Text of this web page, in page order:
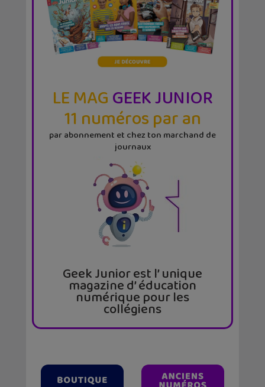
LE MAGGEEK JUNIOR
11 numéros par an
par abonnement et chez ton marchand de
journaux
Geek Junior est l’ unique
magazine d’ éducation
numérique pour les
collégiens